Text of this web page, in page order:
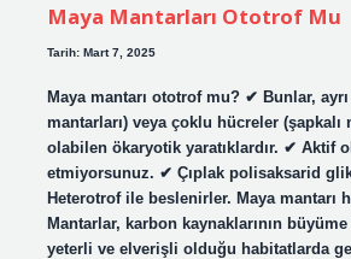
Maya Mantarları Ototrof Mu
Tarih: Mart 7, 2025
Maya mantarı ototrof mu? ✔ Bunlar,
mantarları) veya çoklu hücreler (şapkalı
olabilen ökaryotik yaratıklardır. ✔ Aktif
etmiyorsunuz. ✔ Çıplak polisaksarid
Heterotrof ile beslenirler. Maya mantarı
Mantarlar, karbon kaynaklarının
yeterli ve elverişli olduğu habitatlarda